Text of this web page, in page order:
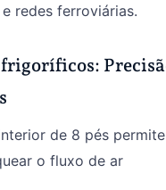
redes ferroviárias.
frigoríficos:
de 8 pés
o fluxo de ar